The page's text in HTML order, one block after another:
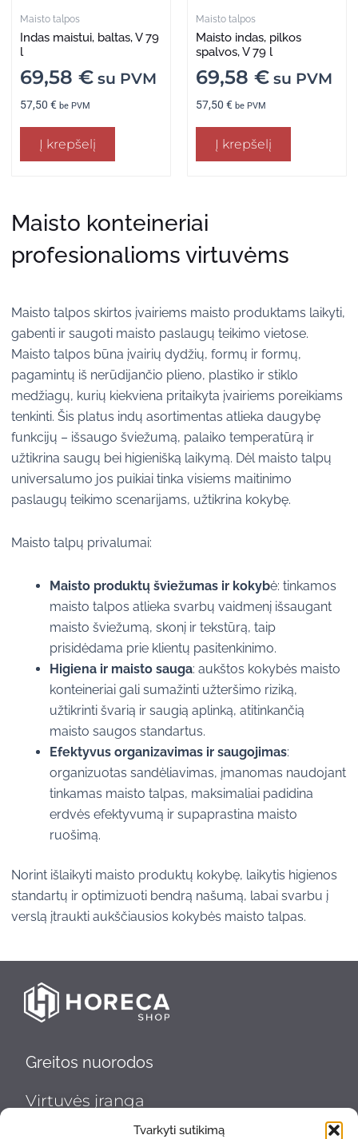
Tvarkyti sutikimą
Maisto talpos
Indas maistui, baltas, V 79
l
69,58 € su PVM
57,50 € be PVM
Į krepšelį
Maisto talpos
Maisto indas, pilkos
spalvos, V 79 l
69,58 € su PVM
57,50 € be PVM
Į krepšelį
Maisto konteineriai
profesionalioms virtuvėms
Maisto talpos skirtos įvairiems maisto produktams laikyti,
gabenti ir saugoti maisto paslaugų teikimo vietose.
Maisto talpos būna įvairių dydžių, formų ir formų,
pagamintų iš nerūdijančio plieno, plastiko ir stiklo
medžiagų, kurių kiekviena pritaikyta įvairiems poreikiams
tenkinti. Šis platus indų asortimentas atlieka daugybę
funkcijų – išsaugo šviežumą, palaiko temperatūrą ir
užtikrina saugų bei higienišką laikymą. Dėl maisto talpų
universalumo jos puikiai tinka visiems maitinimo
paslaugų teikimo scenarijams, užtikrina kokybę.
Maisto talpų privalumai:
Maisto produktų šviežumas ir kokybė: tinkamos
maisto talpos atlieka svarbų vaidmenį išsaugant
maisto šviežumą, skonį ir tekstūrą, taip
prisidėdama prie klientų pasitenkinimo.
Higiena ir maisto sauga: aukštos kokybės maisto
konteineriai gali sumažinti užteršimo riziką,
užtikrinti švarią ir saugią aplinką, atitinkančią
maisto saugos standartus.
Efektyvus organizavimas ir saugojimas:
organizuotas sandėliavimas, įmanomas naudojant
tinkamas maisto talpas, maksimaliai padidina
erdvės efektyvumą ir supaprastina maisto
ruošimą.
Norint išlaikyti maisto produktų kokybę, laikytis higienos
standartų ir optimizuoti bendrą našumą, labai svarbu į
verslą įtraukti aukščiausios kokybės maisto talpas.
Greitos nuorodos
Virtuvės įranga
Indų plovimas ir higiena